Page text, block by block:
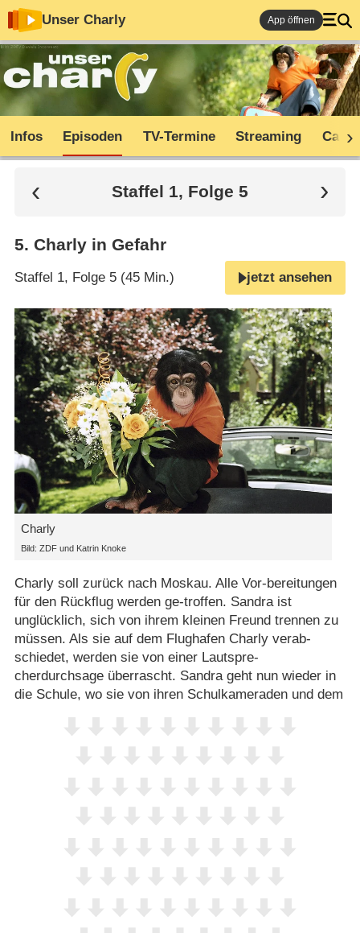
Unser Charly App öffnen
Infos Episoden TV-Termine Streaming Cast
Staffel 1, Folge 5
5. Charly in Gefahr
Staffel 1, Folge 5 (45 Min.) jetzt ansehen
Charly
Bild: ZDF und Katrin Knoke
Charly soll zurück nach Moskau. Alle Vor-bereitungen
für den Rückflug werden ge-troffen. Sandra ist
unglücklich, sich von ihrem kleinen Freund trennen zu
müssen. Als sie auf dem Flughafen Charly verab-
schiedet, werden sie von einer Lautspre-
cherdurchsage überrascht. Sandra geht nun wieder in
die Schule, wo sie von ihren Schulkameraden und dem